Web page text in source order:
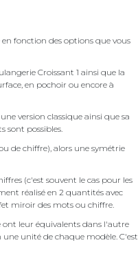
fonction des options que vous
Croissant 1 ainsi que la
en pochoir ou encore à
version classique ainsi que sa
sont possibles.
de chiffre), alors une symétrie
(c'est souvent le cas pour les
réalisé en 2 quantités avec
miroir des mots ou chiffre.
leur équivalents dans l'autre
unité de chaque modèle. C'est